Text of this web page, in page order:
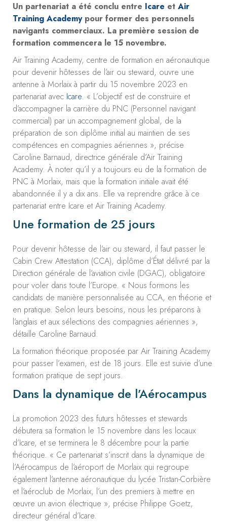
Un partenariat a été conclu entre Icare et Air
Training Academypour former des personnels
navigants commerciaux. La première session de
formation commencera le 15 novembre.
Air Training Academy, centre de formation en aéronautique
pour devenir hôtesses de l’air ou steward, ouvre une
antenne à Morlaix à partir du 15 novembre 2023 en
partenariat avec Icare. « L’objectif est de construire et
d’accompagner la carrière du PNC (Personnel navigant
commercial) par un accompagnement global, de la
préparation de son diplôme initial au maintien de ses
compétences en compagnies aériennes », précise
Caroline Barnaud, directrice générale d’Air Training
Academy. À noter qu’il y a toujours eu de la formation de
PNC à Morlaix, mais que la formation initiale avait été
abandonnée il y a dix ans. Elle va reprendre grâce à ce
partenariat entre Icare et Air Training Academy.
Une formation de 25 jours
Pour devenir hôtesse de l’air ou steward, il faut passer le
Cabin Crew Attestation (CCA), diplôme d’État délivré par la
Direction générale de l’aviation civile (DGAC), obligatoire
pour voler dans toute l’Europe. « Nous formons les
candidats de manière personnalisée au CCA, en théorie et
en pratique. Selon leurs besoins, nous les préparons à
l’anglais et aux sélections des compagnies aériennes »,
détaille Caroline Barnaud.
La formation théorique proposée par Air Training Academy
pour passer l’examen, est de 18 jours. Elle est suivie d’une
formation pratique de sept jours.
Dans la dynamique de l’Aérocampus
La promotion 2023 des futurs hôtesses et stewards
débutera sa formation le 15 novembre dans les locaux
d’Icare, et se terminera le 8 décembre pour la partie
théorique. « Ce partenariat s’inscrit dans la dynamique de
l’Aérocampus de l’aéroport de Morlaix qui regroupe
également l’antenne aéronautique du lycée Tristan-Corbière
et l’aéroclub de Morlaix, l’un des premiers à mettre en
œuvre un avion électrique », précise Philippe Goetz,
directeur général d’Icare.